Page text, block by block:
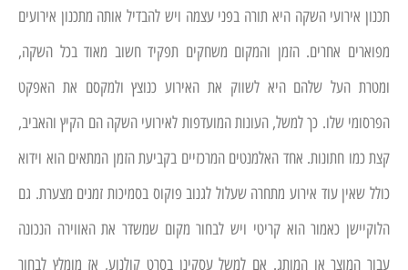
תכנון אירועי השקה היא תורה בפני עצמה ויש להבדיל אותה מתכנון אירועים
מפוארים אחרים. הזמן והמקום משחקים תפקיד חשוב מאוד בכל השקה,
ומטרת העל שלהם היא לשווק את האירוע כנוצץ ולמקסם את האפקט
הפרסומי שלו. כך למשל, העונות המועדפות לאירועי השקה הם הקיץ והאביב,
קצת כמו חתונות. אחד האלמנטים המרכזיים בקביעת הזמן המתאים הוא וידוא
כולל שאין עוד אירוע מתחרה שעלול לגנוב פוקוס בסמיכות זמנים מצערת. גם
הלוקיישן כאמור הוא קריטי ויש לבחור מקום שמשדר את האווירה הנכונה
עבור המוצר או המותג. אם למשל עסקינן בסרט קולנוע, אז מומלץ לבחור